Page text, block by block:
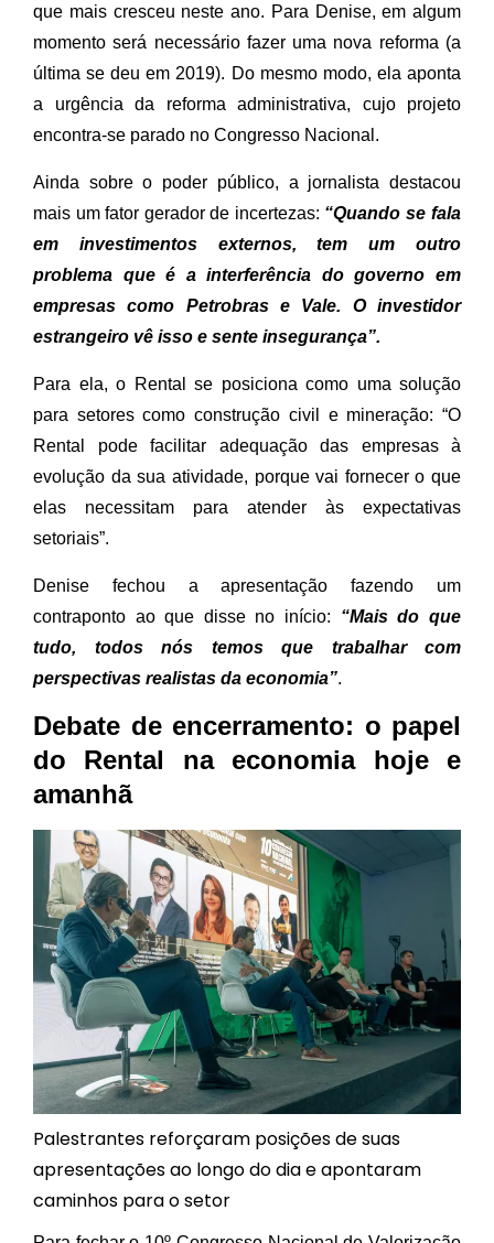
que mais cresceu neste ano. Para Denise, em algum
momento será necessário fazer uma nova reforma (a
última se deu em 2019). Do mesmo modo, ela aponta
a urgência da reforma administrativa, cujo projeto
encontra-se parado no Congresso Nacional.
Ainda sobre o poder público, a jornalista destacou
mais um fator gerador de incertezas: “Quando se fala
em investimentos externos, tem um outro
problema que é a interferência do governo em
empresas como Petrobras e Vale. O investidor
estrangeiro vê isso e sente insegurança”.
Para ela, o Rental se posiciona como uma solução
para setores como construção civil e mineração: “O
Rental pode facilitar adequação das empresas à
evolução da sua atividade, porque vai fornecer o que
elas necessitam para atender às expectativas
setoriais”.
Denise fechou a apresentação fazendo um
contraponto ao que disse no início: “Mais do que
tudo, todos nós temos que trabalhar com
perspectivas realistas da economia”.
Debate de encerramento: o papel
do Rental na economia hoje e
amanhã
Palestrantes reforçaram posições de suas
apresentações ao longo do dia e apontaram
caminhos para o setor